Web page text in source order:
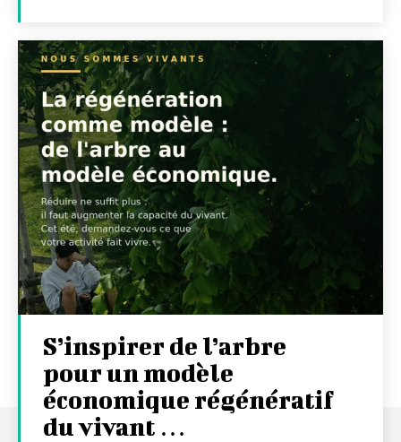
S’inspirer de l’arbre
pour un modèle
économique régénératif
du vivant …